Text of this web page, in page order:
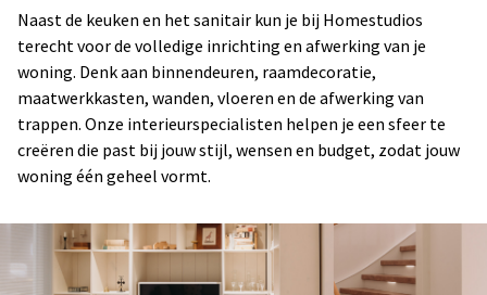
Naast de keuken en het sanitair kun je bij Homestudios
terecht voor de volledige inrichting en afwerking van je
woning. Denk aan binnendeuren, raamdecoratie,
maatwerkkasten, wanden, vloeren en de afwerking van
trappen. Onze interieurspecialisten helpen je een sfeer te
creëren die past bij jouw stijl, wensen en budget, zodat jouw
woning één geheel vormt.